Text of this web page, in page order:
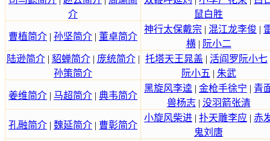
介
鼠白胜
曹植简介 | 孙坚简介 | 董卓简介
神行太保戴宗 | 混江龙李俊 |
横| 阮小二
陆逊简介| 貂蝉简介| 庞统简介|
孙策简介
托塔天王晁盖 | 活阎罗阮小七
阮小五 | 朱武
姜维简介 | 马超简介 | 典韦简介
黑旋风李逵 | 金枪手徐宁 | 青
兽杨志| 没羽箭张清
孔融简介 | 魏延简介 | 曹彰简介
小旋风柴进 | 扑天雕李应 | 赤
鬼刘唐